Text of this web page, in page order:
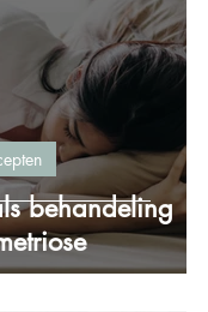
behandeling